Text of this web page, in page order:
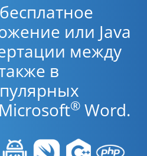
или Java
между
в
® Word.